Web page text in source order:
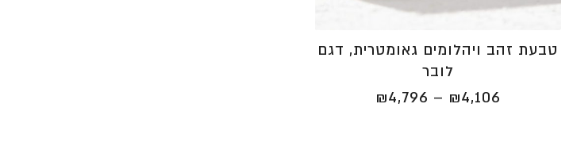
טבעת זהב ויהלומים גאומטרית, דגם
לובר
₪4,106
–
₪4,796